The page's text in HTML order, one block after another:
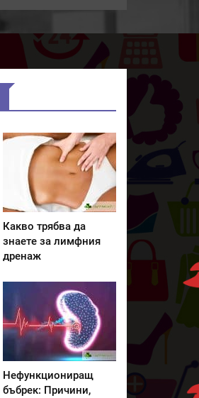
Какво трябва да
знаете за лимфния
дренаж
Нефункциониращ
бъбрек: Причини,